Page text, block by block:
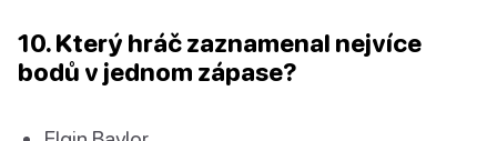
10. Který hráč zaznamenal nejvíce
bodů v jednom zápase?